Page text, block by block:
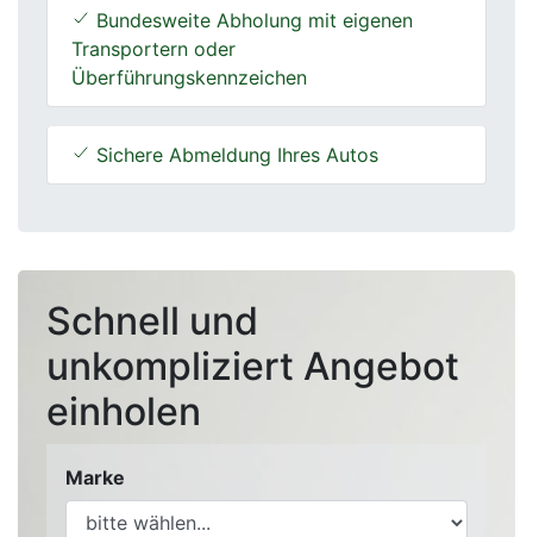
Bundesweite Abholung mit eigenen
Transportern oder
Überführungskennzeichen
Sichere Abmeldung Ihres Autos
Schnell und
unkompliziert Angebot
einholen
Marke